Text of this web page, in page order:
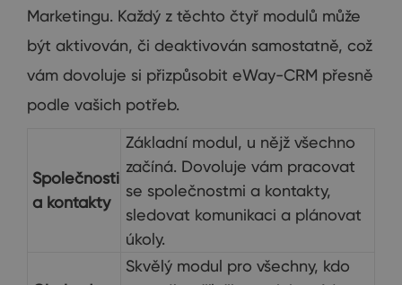
Marketingu. Každý z těchto čtyř modulů může
být aktivován, či deaktivován samostatně, což
vám dovoluje si přizpůsobit eWay-CRM přesně
podle vašich potřeb.
Společnosti
a kontakty
Základní modul, u nějž všechno
začíná. Dovoluje vám pracovat
se společnostmi a kontakty,
sledovat komunikaci a plánovat
úkoly.
Skvělý modul pro všechny, kdo